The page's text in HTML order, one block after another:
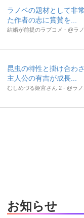
ラノベの題材として非
た作者の志に賞賛を...
結婚が前提のラブコメ - @ラ
昆虫の特性と掛け合わ
主人公の有吉が成長...
むしめづる姫宮さん 2 - @ラ
お知らせ